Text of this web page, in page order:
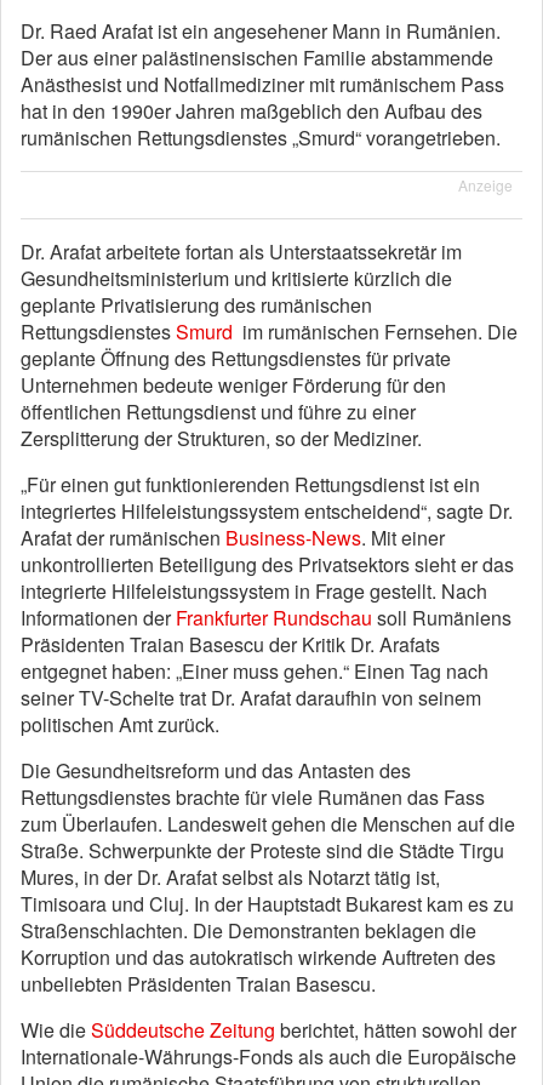
Dr. Raed Arafat ist ein angesehener Mann in Rumänien.
Der aus einer palästinensischen Familie abstammende
Anästhesist und Notfallmediziner mit rumänischem Pass
hat in den 1990er Jahren maßgeblich den Aufbau des
rumänischen Rettungsdienstes „Smurd“ vorangetrieben.
Anzeige
Dr. Arafat arbeitete fortan als Unterstaatssekretär im
Gesundheitsministerium und kritisierte kürzlich die
geplante Privatisierung des rumänischen
RettungsdienstesSmurd im rumänischen Fernsehen. Die
geplante Öffnung des Rettungsdienstes für private
Unternehmen bedeute weniger Förderung für den
öffentlichen Rettungsdienst und führe zu einer
Zersplitterung der Strukturen, so der Mediziner.
„Für einen gut funktionierenden Rettungsdienst ist ein
integriertes Hilfeleistungssystem entscheidend“, sagte Dr.
Arafat der rumänischen Business-News. Mit einer
unkontrollierten Beteiligung des Privatsektors sieht er das
integrierte Hilfeleistungssystem in Frage gestellt. Nach
Informationen derFrankfurter Rundschau soll Rumäniens
Präsidenten Traian Basescu der Kritik Dr. Arafats
entgegnet haben: „Einer muss gehen.“ Einen Tag nach
seiner TV-Schelte trat Dr. Arafat daraufhin von seinem
politischen Amt zurück.
Die Gesundheitsreform und das Antasten des
Rettungsdienstes brachte für viele Rumänen das Fass
zum Überlaufen. Landesweit gehen die Menschen auf die
Straße. Schwerpunkte der Proteste sind die Städte Tirgu
Mures, in der Dr. Arafat selbst als Notarzt tätig ist,
Timisoara und Cluj. In der Hauptstadt Bukarest kam es zu
Straßenschlachten. Die Demonstranten beklagen die
Korruption und das autokratisch wirkende Auftreten des
unbeliebten Präsidenten Traian Basescu.
Wie dieSüddeutsche Zeitung berichtet, hätten sowohl der
Internationale-Währungs-Fonds als auch die Europäische